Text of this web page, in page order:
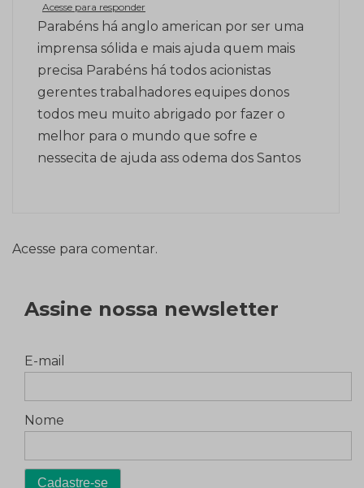
Acesse para responder
Parabéns há anglo american por ser uma
imprensa sólida e mais ajuda quem mais
precisa Parabéns há todos acionistas
gerentes trabalhadores equipes donos
todos meu muito abrigado por fazer o
melhor para o mundo que sofre e
nessecita de ajuda ass odema dos Santos
Acesse para comentar.
Assine nossa newsletter
E-mail
Nome